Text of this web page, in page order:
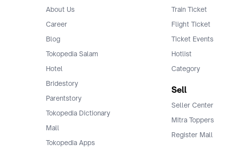
About Us
Career
Blog
Tokopedia Salam
Hotel
Bridestory
Parentstory
Tokopedia Dictionary
Mall
Tokopedia Apps
Train Ticket
Flight Ticket
Ticket Events
Hotlist
Category
Sell
Seller Center
Mitra Toppers
Register Mall